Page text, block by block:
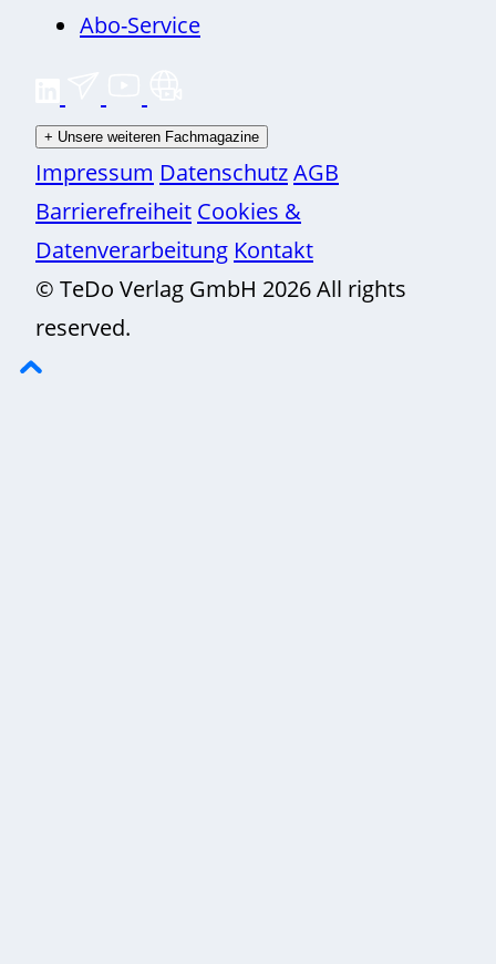
Abo-Service
+ Unsere weiteren Fachmagazine
Impressum DatenschutzAGB
Barrierefreiheit Cookies &
Datenverarbeitung Kontakt
© TeDo Verlag GmbH 2026 All rights
reserved.